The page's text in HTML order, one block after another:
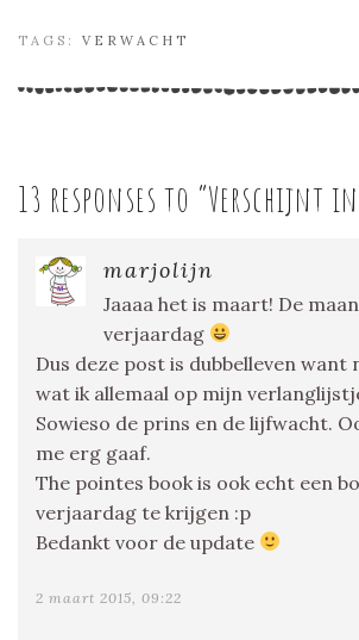
TAGS: VERWACHT
13 responses to “Verschijnt
marjolijn
Jaaaa het is maart! De
verjaardag
Dus deze post is dubbelleven want
wat ik allemaal op mijn
Sowieso de prins en de lijfwacht.
me erg gaaf.
The pointes book is ook echt een
verjaardag te krijgen :p
Bedankt voor de update
2 maart 2015, 09:22